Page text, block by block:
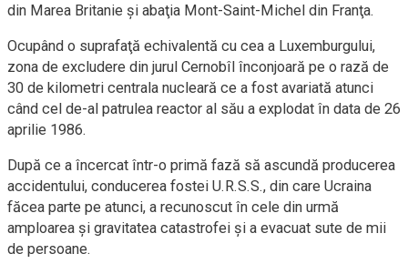
din Marea Britanie şi abaţia Mont-Saint-Michel din Franţa.
Ocupând o suprafaţă echivalentă cu cea a Luxemburgului,
zona de excludere din jurul Cernobîl înconjoară pe o rază de
30 de kilometri centrala nucleară ce a fost avariată atunci
când cel de-al patrulea reactor al său a explodat în data de 26
aprilie 1986.
După ce a încercat într-o primă fază să ascundă producerea
accidentului, conducerea fostei U.R.S.S., din care Ucraina
făcea parte pe atunci, a recunoscut în cele din urmă
amploarea şi gravitatea catastrofei şi a evacuat sute de mii
de persoane.